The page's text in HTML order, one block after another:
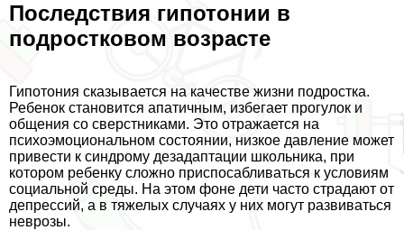
Последствия гипотонии в
подростковом возрасте
Гипотония сказывается на качестве жизни подростка.
Ребенок становится апатичным, избегает прогулок и
общения со сверстниками. Это отражается на
психоэмоциональном состоянии, низкое давление может
привести к синдрому дезадаптации школьника, при
котором ребенку сложно приспосабливаться к условиям
социальной среды. На этом фоне дети часто страдают от
депрессий, а в тяжелых случаях у них могут развиваться
неврозы.